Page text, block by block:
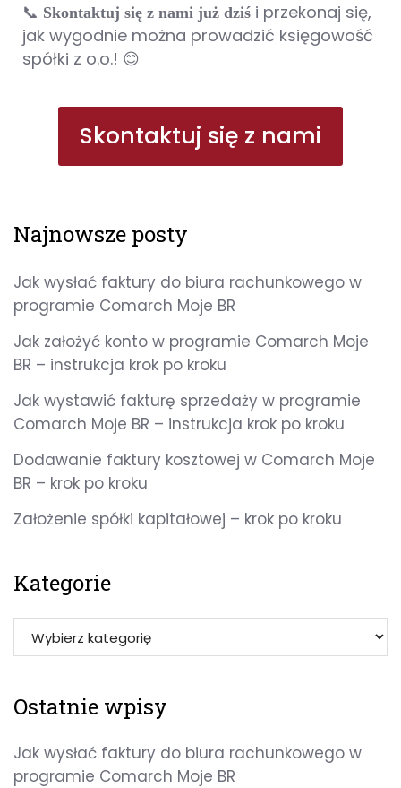
📞 Skontaktuj się z nami już dziś i przekonaj się,
jak wygodnie można prowadzić księgowość
spółki z o.o.! 😊
Skontaktuj się z nami
Najnowsze posty
Jak wysłać faktury do biura rachunkowego w
programie Comarch Moje BR
Jak założyć konto w programie Comarch Moje
BR – instrukcja krok po kroku
Jak wystawić fakturę sprzedaży w programie
Comarch Moje BR – instrukcja krok po kroku
Dodawanie faktury kosztowej w Comarch Moje
BR – krok po kroku
Założenie spółki kapitałowej – krok po kroku
Kategorie
Ostatnie wpisy
Jak wysłać faktury do biura rachunkowego w
programie Comarch Moje BR